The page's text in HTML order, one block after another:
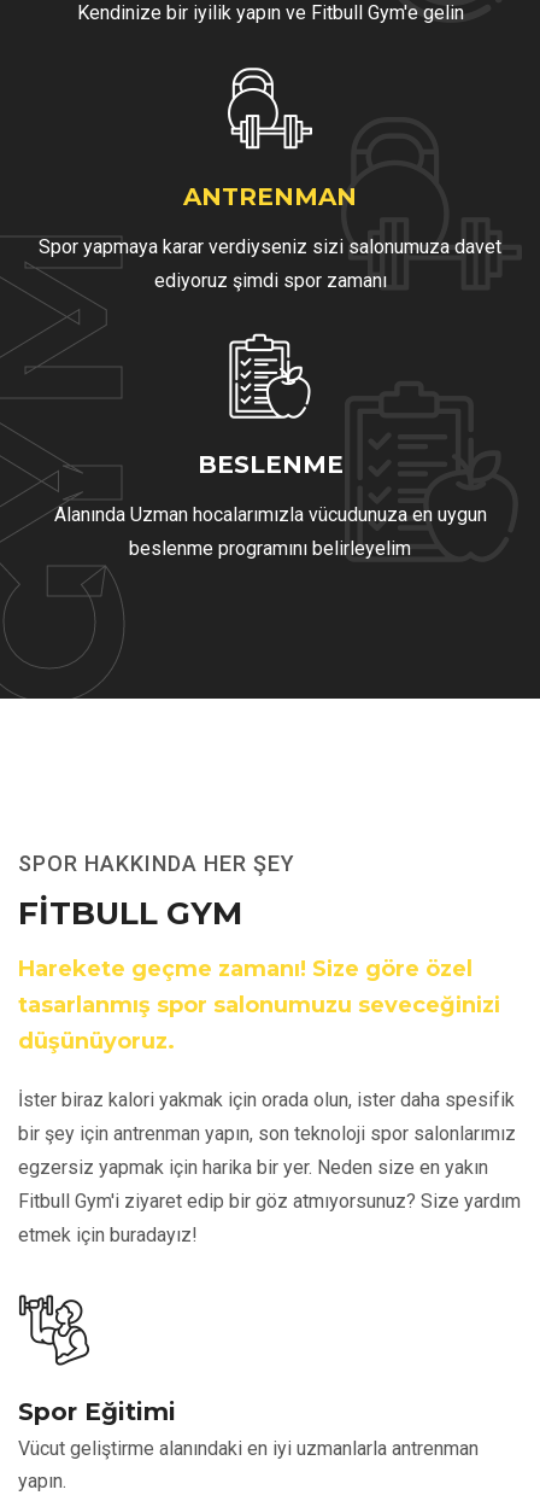
Kendinize bir iyilik yapın ve Fitbull Gym'e gelin
ANTRENMAN
Spor yapmaya karar verdiyseniz sizi salonumuza davet
ediyoruz şimdi spor zamanı
BESLENME
Alanında Uzman hocalarımızla vücudunuza en uygun
beslenme programını belirleyelim
SPOR HAKKINDA HER ŞEY
FİTBULL GYM
Harekete geçme zamanı! Size göre özel
tasarlanmış spor salonumuzu seveceğinizi
düşünüyoruz.
İster biraz kalori yakmak için orada olun, ister daha spesifik
bir şey için antrenman yapın, son teknoloji spor salonlarımız
egzersiz yapmak için harika bir yer. Neden size en yakın
Fitbull Gym'i ziyaret edip bir göz atmıyorsunuz? Size yardım
etmek için buradayız!
Spor Eğitimi
Vücut geliştirme alanındaki en iyi uzmanlarla antrenman
yapın.